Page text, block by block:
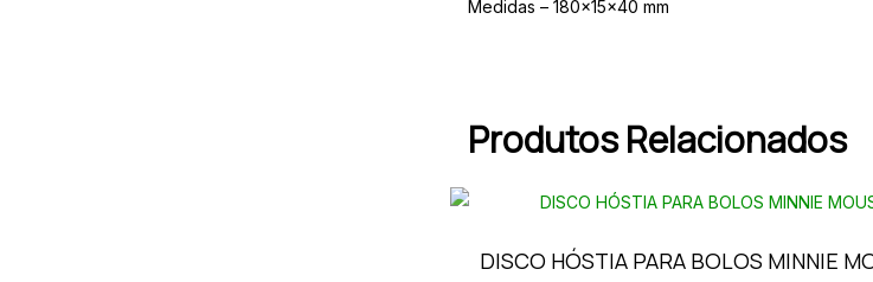
Medidas – 180x15x40 mm
Produtos Relacionados
DISCO HÓSTIA PARA BOLOS MINNIE